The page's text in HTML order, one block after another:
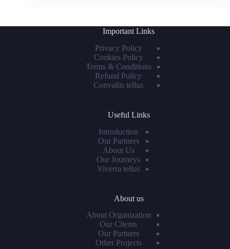
Important Links
Privacy Policy
Cookies Policy
Terms & Conditions
Refund Policy
Convallis tellus
Useful Links
Introduction
Our Partners
About Us
Our Journeys
Viverra tellus
About us
About Organization
Our Clients
Our Partners
Other Projects